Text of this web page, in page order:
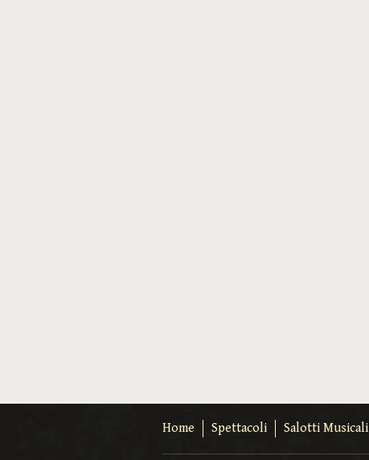
Home Spettacoli Salotti Musicali